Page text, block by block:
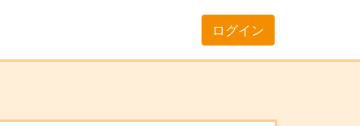
ログイン